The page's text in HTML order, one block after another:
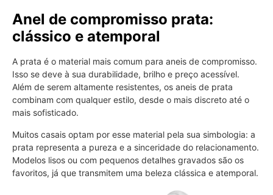
Anel de compromisso prata:
clássico e atemporal
A prata é o material mais comum para aneis de compromisso.
Isso se deve à sua durabilidade, brilho e preço acessível.
Além de serem altamente resistentes, os aneis de prata
combinam com qualquer estilo, desde o mais discreto até o
mais sofisticado.
Muitos casais optam por esse material pela sua simbologia: a
prata representa a pureza e a sinceridade do relacionamento.
Modelos lisos ou com pequenos detalhes gravados são os
favoritos, já que transmitem uma beleza clássica e atemporal.